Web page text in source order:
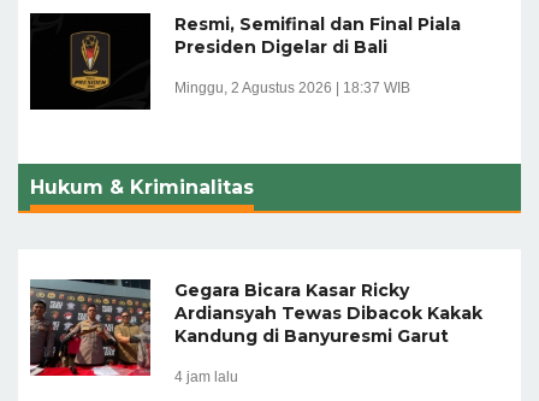
Resmi, Semifinal dan Final Piala
Presiden Digelar di Bali
Minggu, 2 Agustus 2026 | 18:37 WIB
Hukum & Kriminalitas
Gegara Bicara Kasar Ricky
Ardiansyah Tewas Dibacok Kakak
Kandung di Banyuresmi Garut
4 jam lalu